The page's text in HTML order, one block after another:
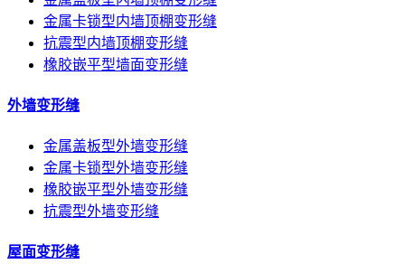
金属卡锁型内墙顶棚变形缝
抗震型内墙顶棚变形缝
橡胶嵌平型墙面变形缝
外墙变形缝
金属盖板型外墙变形缝
金属卡锁型外墙变形缝
橡胶嵌平型外墙变形缝
抗震型外墙变形缝
屋面变形缝